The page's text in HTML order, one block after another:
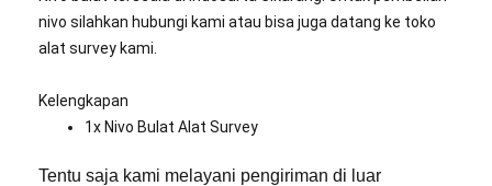
nivo silahkan hubungi kami atau bisa juga datang ke toko
alat survey kami.
Kelengkapan
1x Nivo Bulat Alat Survey
Tentu saja kami melayani pengiriman di luar